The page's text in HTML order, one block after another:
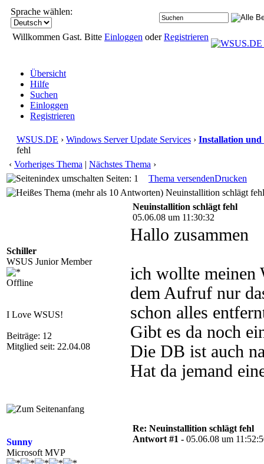
Sprache wählen:
Willkommen Gast. Bitte Einloggen oderRegistrieren
Übersicht
Hilfe
Suchen
Einloggen
Registrieren
WSUS.DE › Windows Server Update Services › Installation
fehl
‹ Vorheriges Thema | Nächstes Thema ›
Seiten: 1
Thema versendenDrucken
Neuinstallition schlägt
Schiller
WSUS Junior Member
Offline
I Love WSUS!
Beiträge: 12
Mitglied seit: 22.04.08
Neuinstallition schlägt fehl
05.06.08 um 11:30:32
Hallo zusammen
ich wollte meinen
dem Aufruf nur
schon alles
Gibt es da noch
Die DB ist auch
Hat da jemand
Sunny
Microsoft MVP
Re: Neuinstallition schlägt fehl
Antwort #1 - 05.06.08 um